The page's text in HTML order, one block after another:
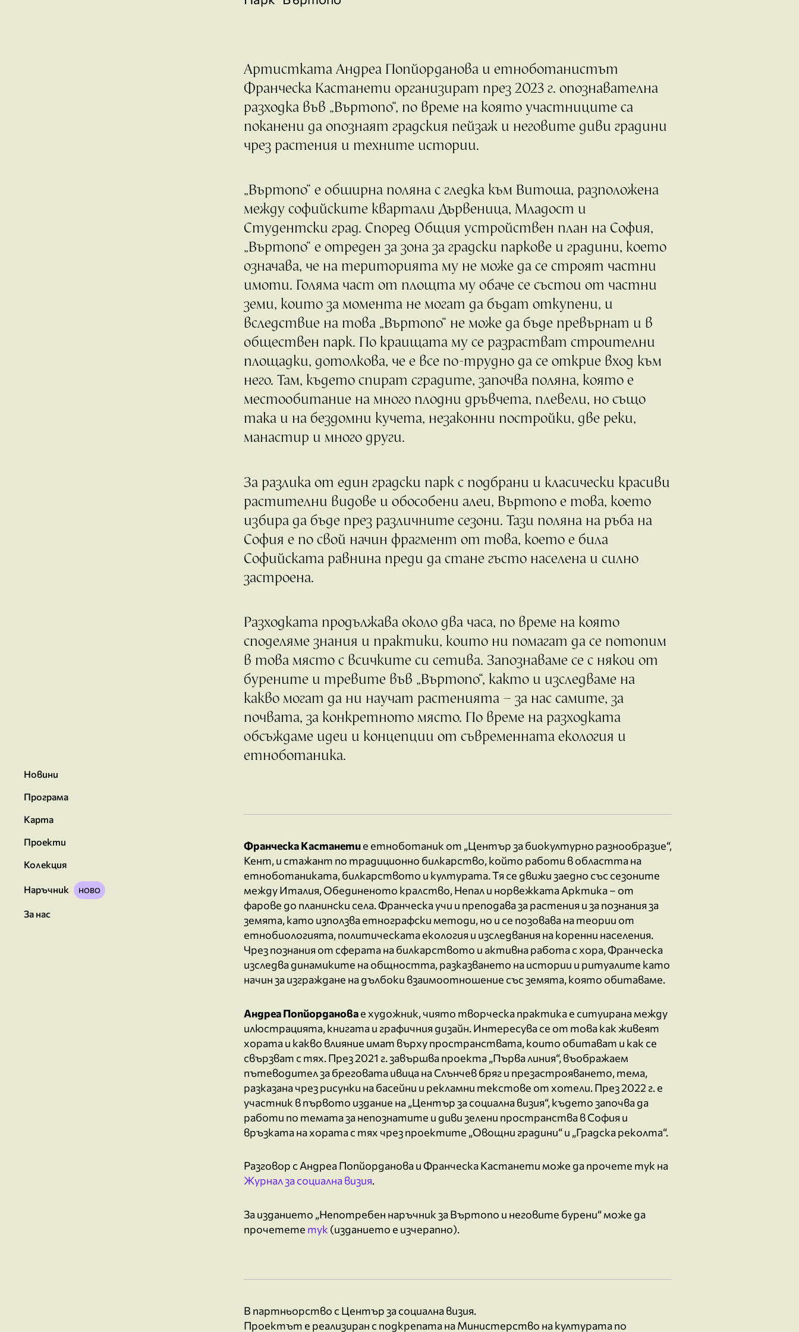
Новини
Програма
Карта
Проекти
Колекция
Наръчник
За нас
Артистката Андреа Попйорданова и етноботанистът
Франческа Кастанети организират през 2023 г. опознавателна
разходка във „Въртопо“, по време на която участниците са
поканени да опознаят градския пейзаж и неговите диви градини
чрез растения и техните истории.
„Въртопо“ е обширна поляна с гледка към Витоша, разположена
между софийските квартали Дървеница, Младост и
Студентски град. Според Общия устройствен план на София,
„Въртопо“ е отреден за зона за градски паркове и градини, което
означава, че на територията му не може да се строят частни
имоти. Голяма част от площта му обаче се състои от частни
земи, които за момента не могат да бъдат откупени, и
вследствие на това „Въртопо“ не може да бъде превърнат и в
обществен парк. По краищата му се разрастват строителни
площадки, дотолкова, че е все по-трудно да се открие вход към
него. Там, където спират сградите, започва поляна, която е
местообитание на много плодни дръвчета, плевели, но също
така и на бездомни кучета, незаконни постройки, две реки,
манастир и много други.
За разлика от един градски парк с подбрани и класически красиви
растителни видове и обособени алеи, Въртопо е това, което
избира да бъде през различните сезони. Тази поляна на ръба на
София е по свой начин фрагмент от това, което е била
Софийската равнина преди да стане гъсто населена и силно
застроена.
Разходката продължава около два часа, по време на която
споделяме знания и практики, които ни помагат да се потопим
в това място с всичките си сетива. Запознаваме се с някои от
бурените и тревите във „Въртопо“, както и изследваме на
какво могат да ни научат растенията – за нас самите, за
почвата, за конкретното място. По време на разходката
обсъждаме идеи и концепции от съвременната екология и
етноботаника.
Франческа Кастанетие етноботаник от „Център за биокултурно разнообразие“,
Кент, и стажант по традиционно билкарство, който работи в областта на
етноботаниката, билкарството и културата. Тя се движи заедно със сезоните
между Италия, Обединеното кралство, Непал и норвежката Арктика – от
фарове до планински села. Франческа учи и преподава за растения и за познания за
земята, като използва етнографски методи, но и се позовава на теории от
етнобиологията, политическата екология и изследвания на коренни населения.
Чрез познания от сферата на билкарството и активна работа с хора, Франческа
изследва динамиките на общността, разказването на истории и ритуалите като
начин за изграждане на дълбоки взаимоотношение със земята, която обитаваме.
Андреа Попйордановае художник, чиято творческа практика е ситуирана между
илюстрацията, книгата и графичния дизайн. Интересува се от това как живеят
хората и какво влияние имат върху пространствата, които обитават и как се
свързват с тях. През 2021 г. завършва проекта „Първа линия“, въображаем
пътеводител за бреговата ивица на Слънчев бряг и презастрояването, тема,
разказана чрез рисунки на басейни и рекламни текстове от хотели. През 2022 г. е
участник в първото издание на „Център за социална визия“, където започва да
работи по темата за непознатите и диви зелени пространства в София и
връзката на хората с тях чрез проектите „Овощни градини“ и „Градска реколта“.
Разговор с Андреа Попйорданова и Франческа Кастанети може да прочете тук на
Журнал за социална визия.
За изданието „Непотребен наръчник за Въртопо и неговите бурени“ може да
прочетете тук (изданието е изчерапно).
В партньорство с Център за социална визия.
Проектът е реализиран с подкрепата на Министерство на културата по